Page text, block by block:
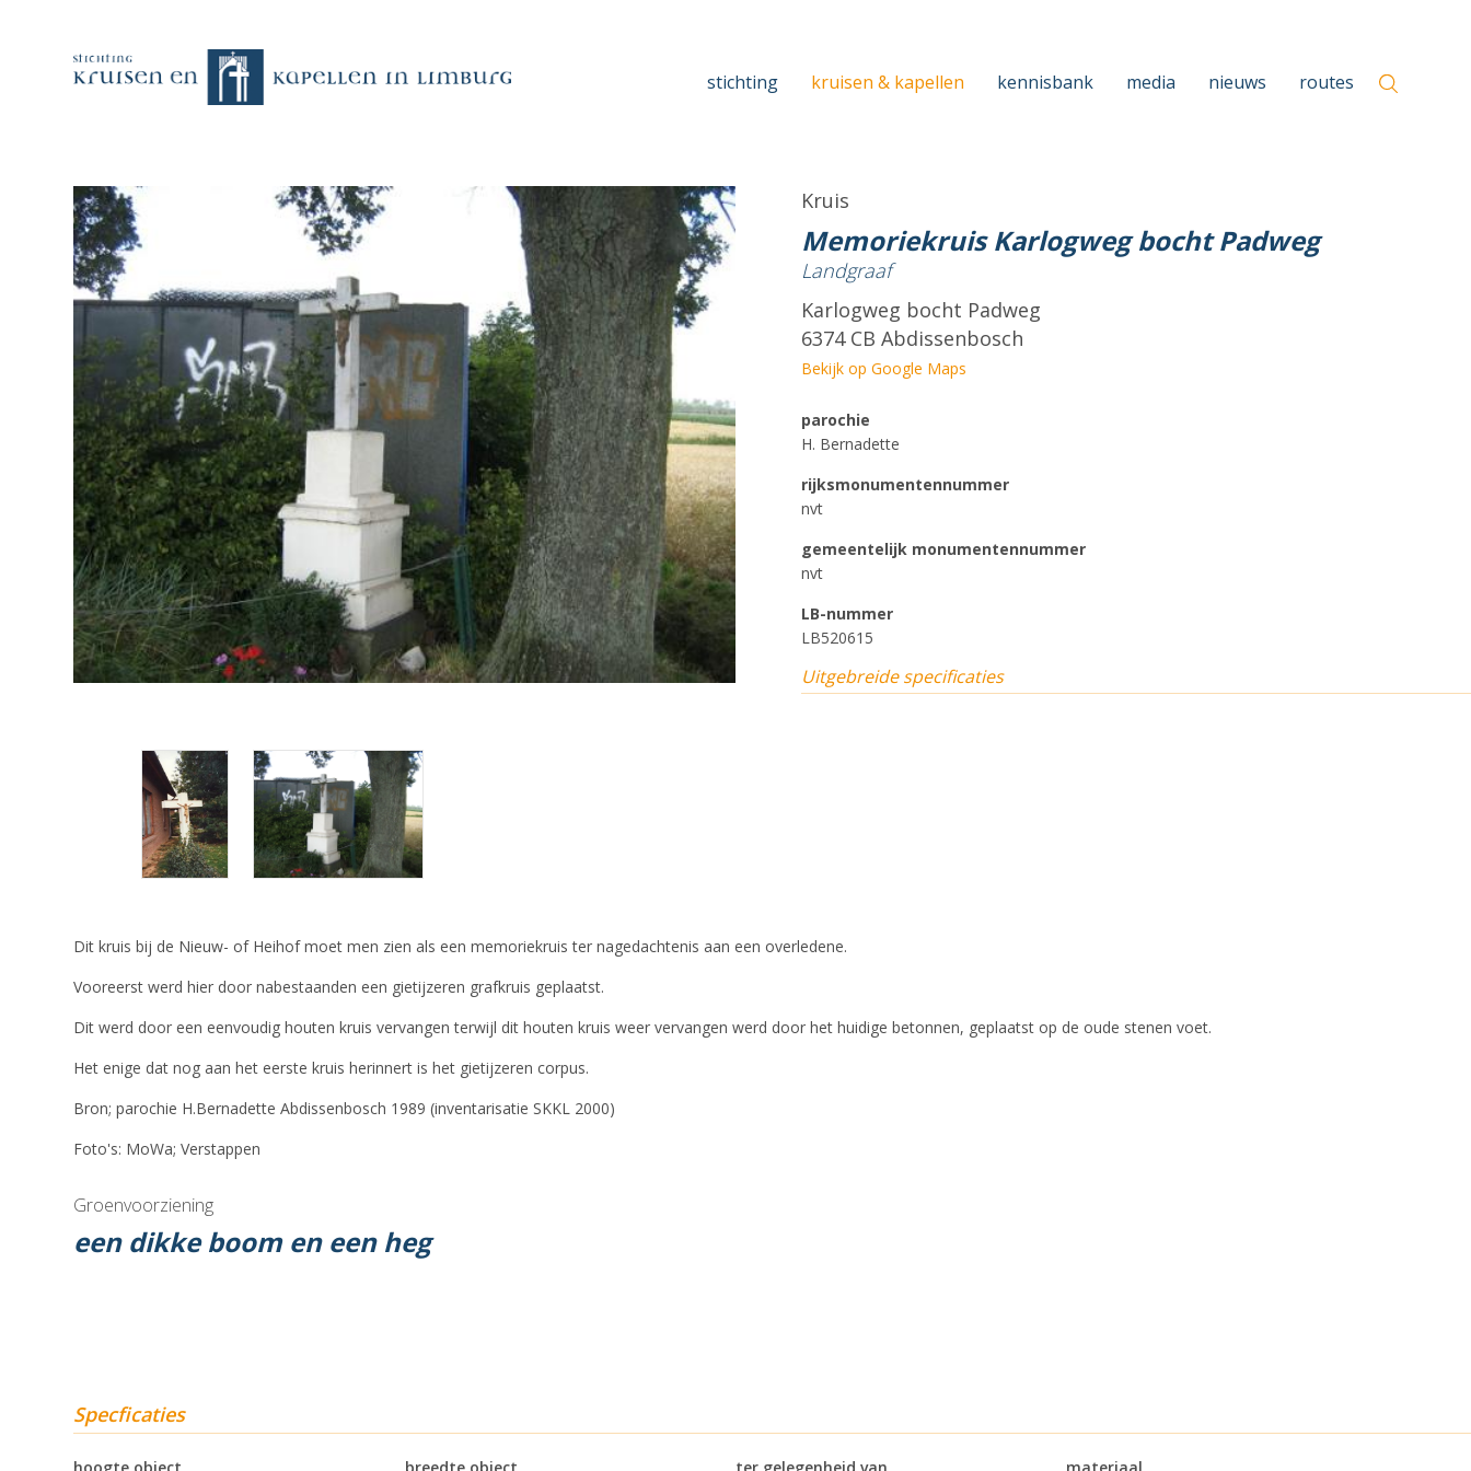
stichting kruisen & kapellen kennisbank media nieuws routes
Kruis
Memoriekruis Karlogweg bocht Padweg
Landgraaf
Karlogweg bocht Padweg
6374 CB Abdissenbosch
Bekijk op Google Maps
parochie
H. Bernadette
rijksmonumentennummer
nvt
gemeentelijk monumentennummer
nvt
LB-nummer
LB520615
Uitgebreide specificaties
Dit kruis bij de Nieuw- of Heihof moet men zien als een memoriekruis ter nagedachtenis aan een overledene.
Vooreerst werd hier door nabestaanden een gietijzeren grafkruis geplaatst.
Dit werd door een eenvoudig houten kruis vervangen terwijl dit houten kruis weer vervangen werd door het huidige betonnen, geplaatst op de oude stenen voet.
Het enige dat nog aan het eerste kruis herinnert is het gietijzeren corpus.
Bron; parochie H.Bernadette Abdissenbosch 1989 (inventarisatie SKKL 2000)
Foto's: MoWa; Verstappen
Groenvoorziening
een dikke boom en een heg
Specficaties